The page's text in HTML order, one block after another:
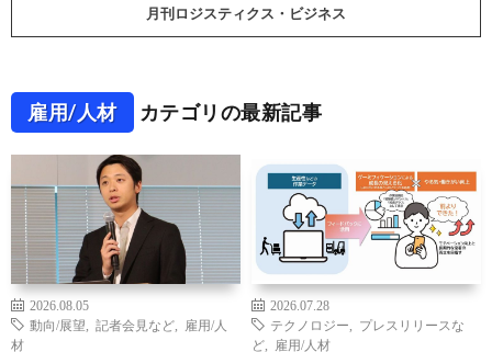
月刊ロジスティクス・ビジネス
雇用/人材 カテゴリの最新記事
2026.08.05
動向/展望
記者会見など
雇用/人
材
2026.07.28
テクノロジー
プレスリリースな
ど
雇用/人材